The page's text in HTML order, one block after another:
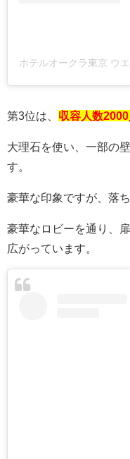
第3位は、 収容人数
大理石を使い、一部の
す。
豪華な印象ですが、落
豪華なロビーを通り、
広がっています。